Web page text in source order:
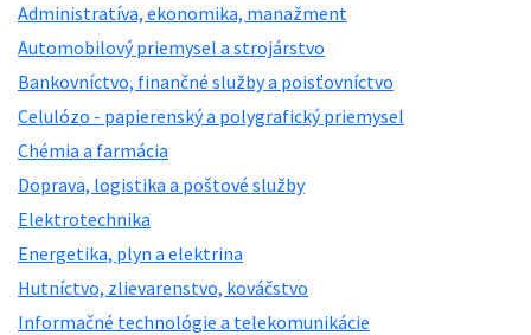
Administratíva, ekonomika, manažment
Automobilový priemysel a strojárstvo
Bankovníctvo, finančné služby a poisťovníctvo
Celulózo - papierenský a polygrafický priemysel
Chémia a farmácia
Doprava, logistika a poštové služby
Elektrotechnika
Energetika, plyn a elektrina
Hutníctvo, zlievarenstvo, kováčstvo
Informačné technológie a telekomunikácie